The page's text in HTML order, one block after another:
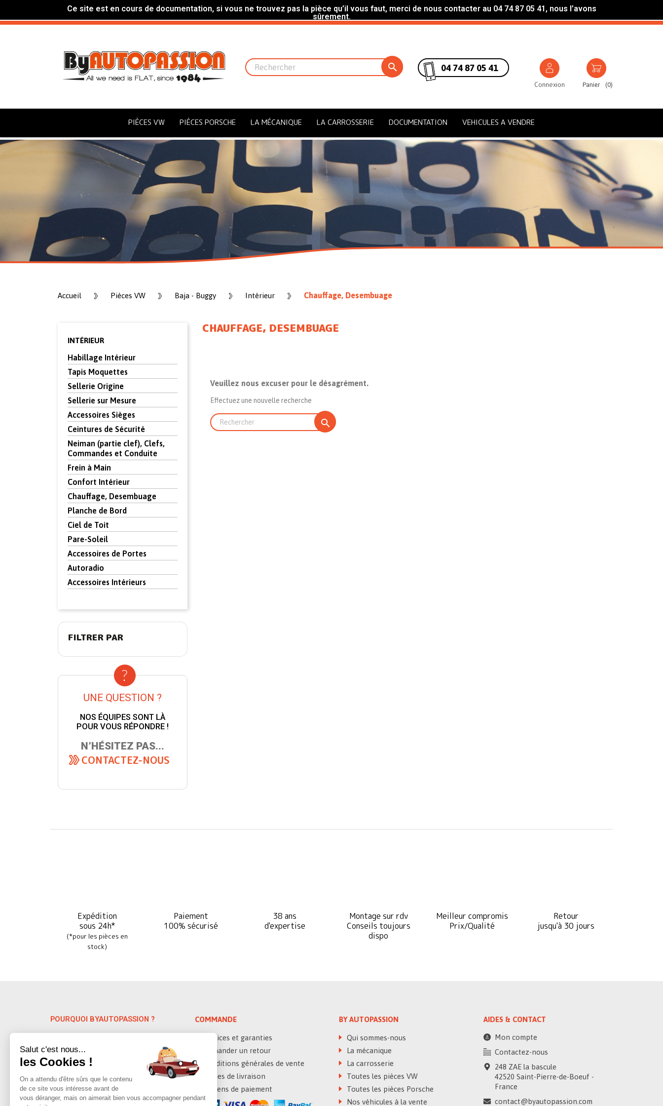
Ce site est en cours de documentation, si vous ne trouvez pas la pièce qu’il vous faut, merci de nous contacter au 04 74 87 05 41, nous l’avons
sûrement.
 04 74 87 05 41
Connexion Panier (0)
PIÈCES VW PIÈCES PORSCHE LA MÉCANIQUE LA CARROSSERIE DOCUMENTATION VEHICULES A VENDRE
Accueil Pièces VW Baja - Buggy Intérieur Chauffage, Desembuage
INTÉRIEUR
Habillage Intérieur
Tapis Moquettes
Sellerie Origine
Sellerie sur Mesure
Accessoires Sièges
Ceintures de Sécurité
Neiman (partie clef), Clefs,
Commandes et Conduite
Frein à Main
Confort Intérieur
Chauffage, Desembuage
Planche de Bord
Ciel de Toit
Pare-Soleil
Accessoires de Portes
Autoradio
Accessoires Intérieurs
FILTRER PAR
UNE QUESTION ?
NOS ÉQUIPES SONT LÀ
POUR VOUS RÉPONDRE !
N’HÉSITEZ PAS...
CONTACTEZ-NOUS
CHAUFFAGE, DESEMBUAGE
Veuillez nous excuser pour le désagrément.
Effectuez une nouvelle recherche

Expédition
sous 24h*
(*pour les pièces en
stock)
Paiement
100% sécurisé
38 ans
d'expertise
Montage sur rdv
Conseils toujours
dispo
Meilleur compromis
Prix/Qualité
Retour
jusqu'à 30 jours
POURQUOI BYAUTOPASSION ?
auto détachées VW & Porsche, nous
vous proposons plus de 10 000 pièces
détachées sur les modèles anciens
datant de 1947 à 1992.
COMMANDE
Services et garanties
Demander un retour
Conditions générales de vente
Modes de livraison
Moyens de paiement
BY AUTOPASSION
Qui sommes-nous
La mécanique
La carrosserie
Toutes les pièces VW
Toutes les pièces Porsche
Nos véhicules à la vente
AIDES & CONTACT
Mon compte
Contactez-nous
248 ZAE la bascule
42520 Saint-Pierre-de-Boeuf -
France
contact@byautopassion.com
Salut c'est nous...
les Cookies !
On a attendu d'être sûrs que le contenu
de ce site vous intéresse avant de
vous déranger, mais on aimerait bien vous accompagner pendant